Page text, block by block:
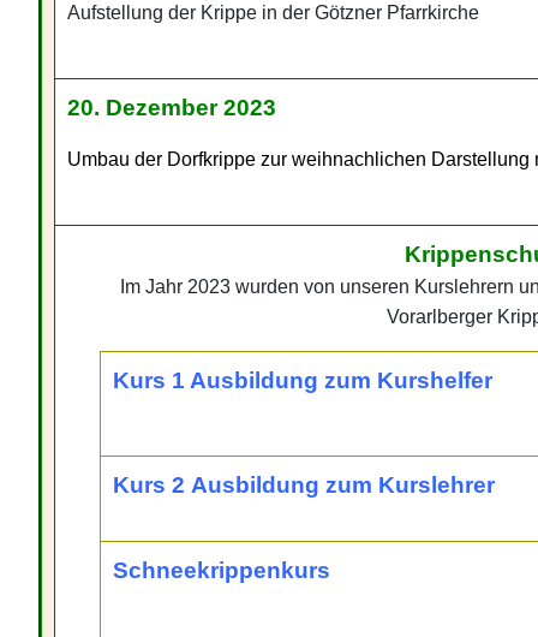
Aufstellung der Krippe in der Götzner Pfarrkirche
20. Dezember 2023
Umbau der Dorfkrippe zur weihnachlichen Darstellung
Im Jahr 2023 wurden von unseren Kurslehrern
Vorarlberger
Kurs 1 Ausbildung zum Kurshelfer
Kurs 2 Ausbildung zum Kurslehrer
Schneekrippenkurs